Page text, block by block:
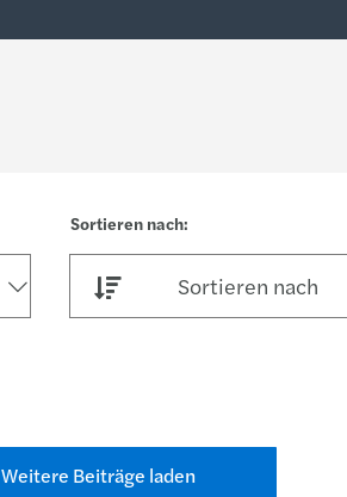
Sortieren nach
Weitere Beiträge laden